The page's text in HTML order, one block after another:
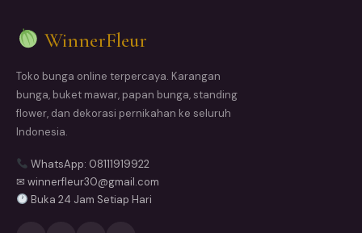
WinnerFleur
Toko bunga online terpercaya. Karangan
bunga, buket mawar, papan bunga, standing
flower, dan dekorasi pernikahan ke seluruh
Indonesia.
WhatsApp: 08111919922
✉ winnerfleur30@gmail.com
Buka 24 Jam Setiap Hari